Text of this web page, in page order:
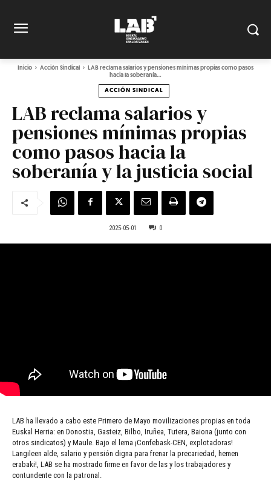
Inicio Acción Sindical
LAB reclama salarios y pensiones mínimas propias como pasos
hacia la soberanía...
ACCIÓN SINDICAL
LAB reclama salarios y
pensiones mínimas propias
como pasos hacia la
soberanía y la justicia social
2025-05-01 0
LAB ha llevado a cabo este Primero de Mayo movilizaciones propias en toda
Euskal Herria: en Donostia, Gasteiz, Bilbo, Iruñea, Tutera, Baiona (junto con
otros sindicatos) y Maule. Bajo el lema ¡Confebask-CEN, explotadoras!
Langileen alde, salario y pensión digna para frenar la precariedad, hemen
erabaki!, LAB se ha mostrado firme en favor de las y los trabajadores y
contundente con la patronal.